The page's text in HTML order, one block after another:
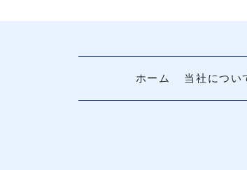
ホーム 当社につい